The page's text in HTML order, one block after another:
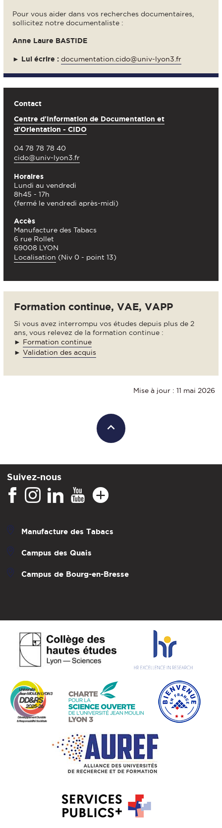
Pour vous aider dans vos recherches documentaires,
sollicitez notre documentaliste :
Anne Laure BASTIDE
► Lui écrire :documentation.cido@univ-lyon3.fr
Contact
Centre d'Information de Documentation et
d'Orientation - CIDO
04 78 78 78 40
cido@univ-lyon3.fr
Horaires
Lundi au vendredi
8h45 - 17h
(fermé le vendredi après-midi)
Accès
Manufacture des Tabacs
6 rue Rollet
69008 LYON
Localisation (Niv 0 - point 13)
Formation continue, VAE, VAPP
Si vous avez interrompu vos études depuis plus de 2
ans, vous relevez de la formation continue :
► Formation continue
► Validation des acquis
Mise à jour : 11 mai 2026
Suivez-nous
Manufacture des Tabacs
Campus des Quais
Campus de Bourg-en-Bresse